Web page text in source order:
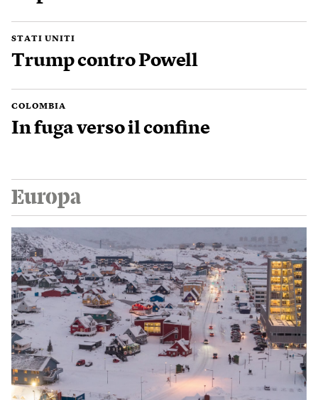
STATI UNITI
Trump contro Powell
COLOMBIA
In fuga verso il confine
Europa